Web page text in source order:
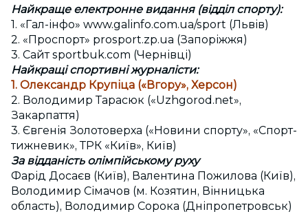
Найкраще електронне видання (відділ спорту):
1. «Гал-інфо» www.galinfo.com.ua/sport (Львів)
2. «Проспорт» prosport.zp.ua (Запоріжжя)
3. Сайт sportbuk.com (Чернівці)
Найкращі спортивні журналісти:
1. Олександр Крупіца («Вгору», Херсон)
2. Володимир Тарасюк («Uzhgorod.net»,
Закарпаття)
3. Євгенія Золотоверха («Новини спорту», «Спорт-
тижневик», ТРК «Київ», Київ)
За відданість олімпійському руху
Фарід Досаєв (Київ), Валентина Пожилова (Київ),
Володимир Сімачов (м. Козятин, Вінницька
область), Володимир Сорока (Дніпропетровськ)